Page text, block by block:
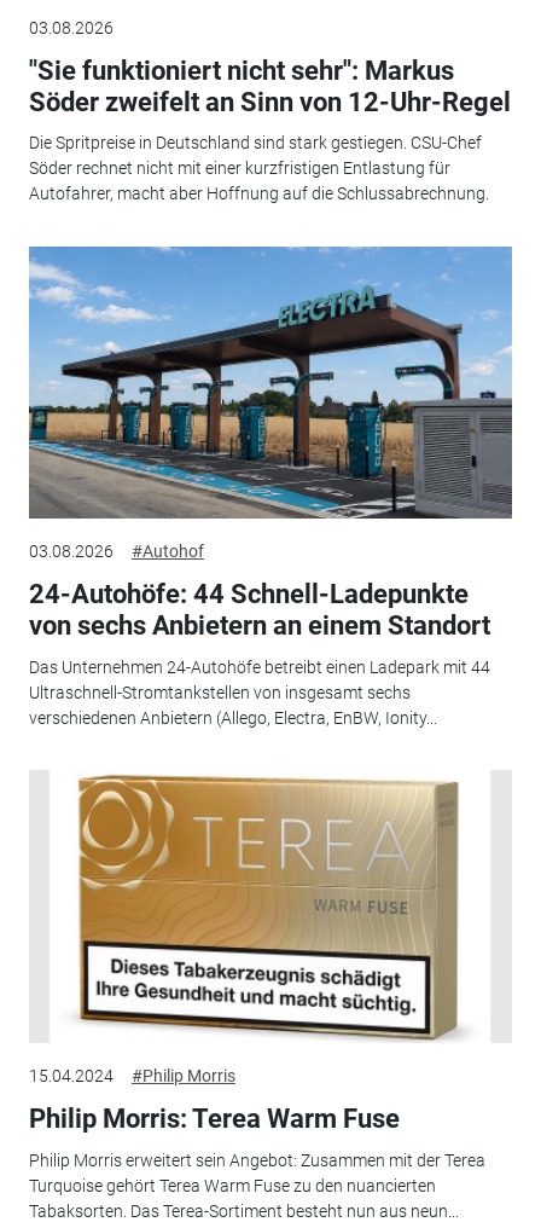
03.08.2026
"Sie funktioniert nicht sehr": Markus
Söder zweifelt an Sinn von 12-Uhr-Regel
Die Spritpreise in Deutschland sind stark gestiegen. CSU-Chef
Söder rechnet nicht mit einer kurzfristigen Entlastung für
Autofahrer, macht aber Hoffnung auf die Schlussabrechnung.
03.08.2026 #Autohof
24-Autohöfe: 44 Schnell-Ladepunkte
von sechs Anbietern an einem Standort
Das Unternehmen 24-Autohöfe betreibt einen Ladepark mit 44
Ultraschnell-Stromtankstellen von insgesamt sechs
verschiedenen Anbietern (Allego, Electra, EnBW, Ionity...
15.04.2024 #Philip Morris
Philip Morris: Terea Warm Fuse
Philip Morris erweitert sein Angebot: Zusammen mit der Terea
Turquoise gehört Terea Warm Fuse zu den nuancierten
Tabaksorten. Das Terea-Sortiment besteht nun aus neun...